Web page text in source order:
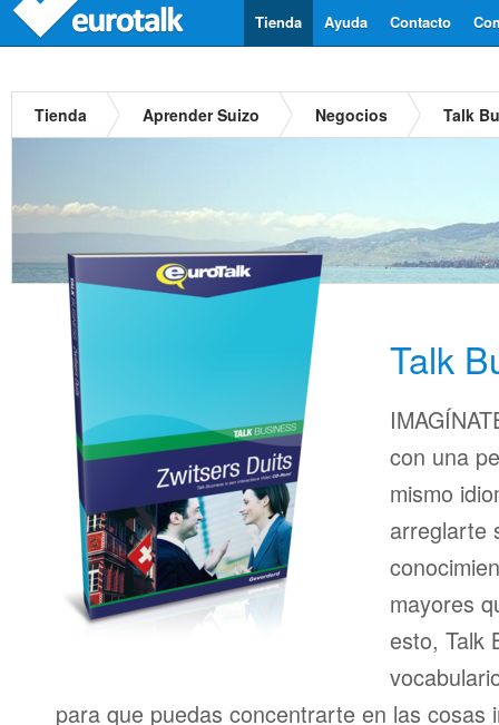
Contacto
Ayuda
Tienda
Tienda Aprender Suizo Negocios Talk
Talk
con una
mismo
arreglarte
mayores
esto, Talk
para que puedas concentrarte en las cosas